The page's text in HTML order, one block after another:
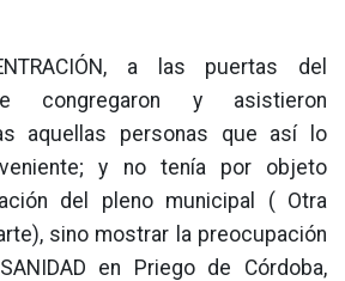
a las puertas del
congregaron y asistieron
aquellas personas que así lo
y no tenía por objeto
del pleno municipal ( Otra
sino mostrar la preocupación
en Priego de Córdoba,